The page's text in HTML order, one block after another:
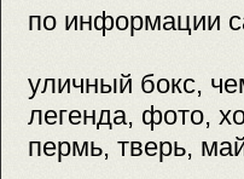
по информации
уличный бокс,
легенда, фото,
пермь, тверь,